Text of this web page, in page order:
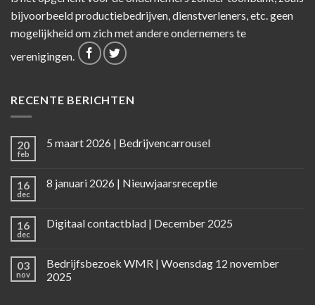
bijvoorbeeld productiebedrijven, dienstverleners, etc. geen
mogelijkheid om zich met andere ondernemers te
verenigingen.
RECENTE BERICHTEN
20
feb
5 maart 2026 | Bedrijvencarrousel
16
dec
8 januari 2026 | Nieuwjaarsreceptie
16
dec
Digitaal contactblad | December 2025
03
nov
Bedrijfsbezoek WMR | Woensdag 12 november
2025